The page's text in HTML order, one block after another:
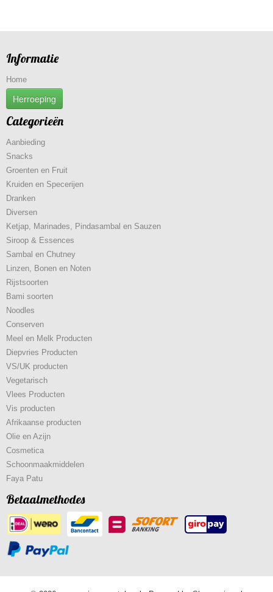
Informatie
Home
Herroeping
Categorieën
Aanbieding
Snacks
Groenten en Fruit
Kruiden en Specerijen
Dranken
Diversen
Ketjap, Marinades, Pindasambal en Sauzen
Siroop & Essences
Sambal en Chutney
Linzen, Bonen en Noten
Rijstsoorten
Bami soorten
Noodles
Conserven
Meel en Melk Producten
Diepvries Producten
VS/UK producten
Vegetarisch
Vlees Producten
Vis producten
Afrikaanse producten
Olie en Azijn
Cosmetica
Schoonmaakmiddelen
Faya Patu
Betaalmethodes